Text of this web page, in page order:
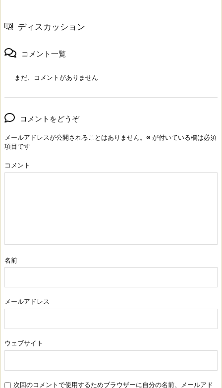
ディスカッション
コメント一覧
まだ、コメントがありません
コメントをどうぞ
メールアドレスが公開されることはありません。 ※ が付いている欄は必須
項目です
コメント
名前
メールアドレス
ウェブサイト
次回のコメントで使用するためブラウザーに自分の名前、メールアド